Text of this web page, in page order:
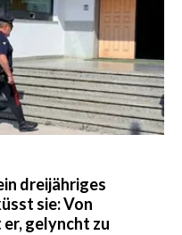
dreijähriges
sie: Von
gelyncht zu